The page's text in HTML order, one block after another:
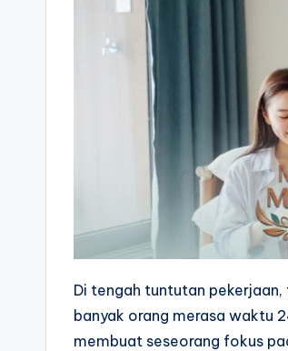
In
Di tengah tuntutan
banyak orang merasa waktu
membuat seseorang fokus